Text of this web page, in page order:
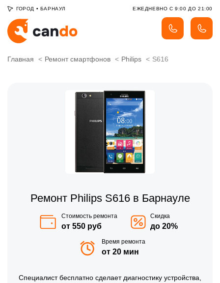
ГОРОД • БАРНАУЛ ЕЖЕДНЕВНО С 9:00 ДО 21:00
Главная Ремонт смартфонов Philips S616
Ремонт Philips S616 в Барнауле
Стоимость ремонта
от 550 руб
Скидка
до 20%
Время ремонта
от 20 мин
Специалист бесплатно сделает диагностику устройства,